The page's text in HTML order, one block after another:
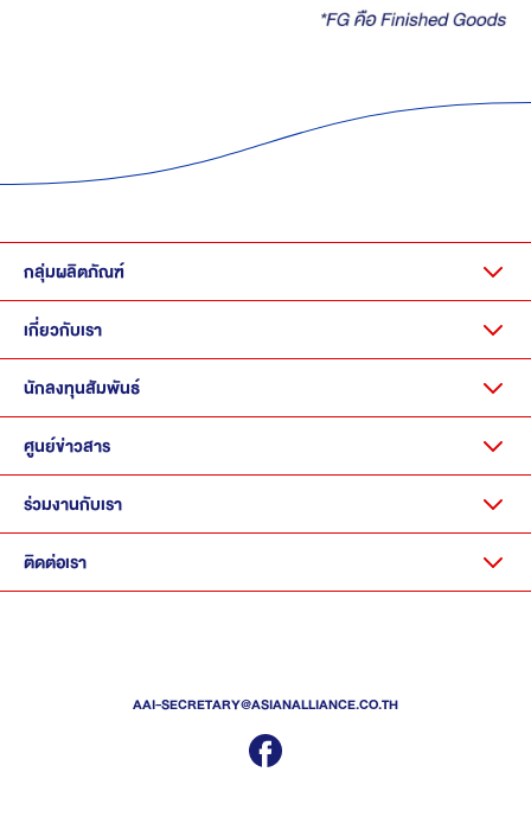
กลุ่มผลิตภัณฑ์
เกี่ยวกับเรา
นักลงทุนสัมพันธ์
ศูนย์ข่าวสาร
ร่วมงานกับเรา
ติดต่อเรา
AAI-SECRETARY@ASIANALLIANCE.CO.TH